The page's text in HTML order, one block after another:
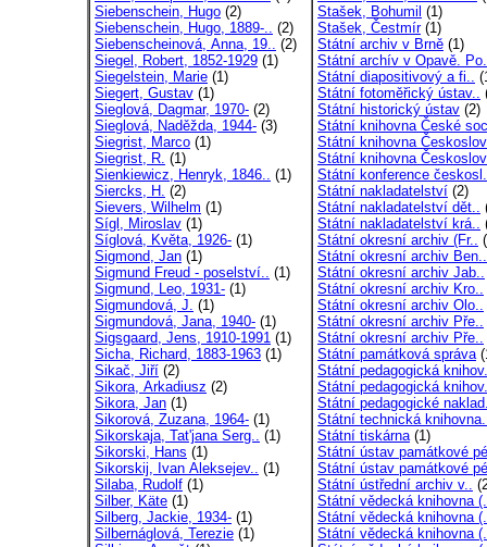
Siebenschein, Hugo (2)
Siebenschein, Hugo, 1889-.. (2)
Siebenscheinová, Anna, 19.. (2)
Siegel, Robert, 1852-1929 (1)
Siegelstein, Marie (1)
Siegert, Gustav (1)
Sieglová, Dagmar, 1970- (2)
Sieglová, Naděžda, 1944- (3)
Siegrist, Marco (1)
Siegrist, R. (1)
Sienkiewicz, Henryk, 1846.. (1)
Siercks, H. (2)
Sievers, Wilhelm (1)
Sígl, Miroslav (1)
Síglová, Květa, 1926- (1)
Sigmond, Jan (1)
Sigmund Freud - poselství.. (1)
Sigmund, Leo, 1931- (1)
Sigmundová, J. (1)
Sigmundová, Jana, 1940- (1)
Sigsgaard, Jens, 1910-1991 (1)
Sicha, Richard, 1883-1963 (1)
Sikač, Jiří (2)
Sikora, Arkadiusz (2)
Sikora, Jan (1)
Sikorová, Zuzana, 1964- (1)
Sikorskaja, Tat'jana Serg.. (1)
Sikorski, Hans (1)
Sikorskij, Ivan Aleksejev.. (1)
Silaba, Rudolf (1)
Silber, Käte (1)
Silberg, Jackie, 1934- (1)
Silbernáglová, Terezie (1)
Stašek, Bohumil (1)
Stašek, Čestmír(1)
Státní archiv v Brně (1)
Státní archív v Opavě.
Státní diapositivový a fi..
Státní fotoměřický ústav..
Státní historický ústav (2)
Státní knihovna České
Státní knihovna
Státní knihovna
Státní konference
Státní nakladatelství (2)
Státní nakladatelství dět..
Státní nakladatelství krá..
Státní okresní archiv (Fr..
Státní okresní archiv Ben..
Státní okresní archiv Jab..
Státní okresní archiv Kro..
Státní okresní archiv Olo..
Státní okresní archiv Pře..
Státní okresní archiv Pře..
Státní památková správa
Státní pedagogická
Státní pedagogická
Státní pedagogické
Státní technická
Státní tiskárna(1)
Státní ústav památkové
Státní ústav památkové
Státní ústřední archiv v..
Státní vědecká knihovna
Státní vědecká knihovna
Státní vědecká knihovna